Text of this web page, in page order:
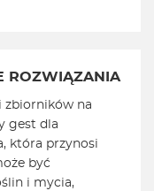
ROZWIĄZANIA
zbiorników na
gest dla
która przynosi
być
i mycia,